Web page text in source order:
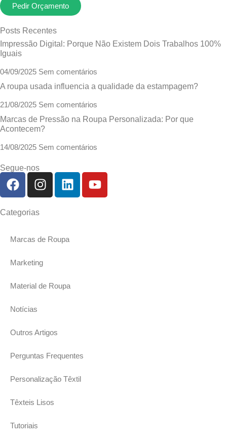
Pedir Orçamento
Posts Recentes
Impressão Digital: Porque Não Existem Dois Trabalhos 100%
Iguais
04/09/2025 Sem comentários
A roupa usada influencia a qualidade da estampagem?
21/08/2025 Sem comentários
Marcas de Pressão na Roupa Personalizada: Por que
Acontecem?
14/08/2025 Sem comentários
Segue-nos
Categorias
Marcas de Roupa
Marketing
Material de Roupa
Notícias
Outros Artigos
Perguntas Frequentes
Personalização Têxtil
Têxteis Lisos
Tutoriais